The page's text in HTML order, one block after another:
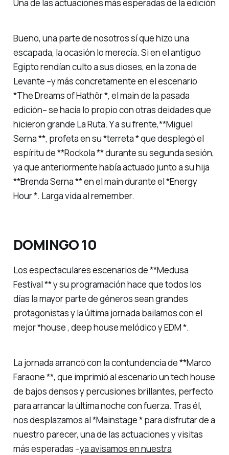
Una de las actuaciones más esperadas de la edición
Bueno, una parte de nosotros sí que hizo una
escapada, la ocasión lo merecía. Si en el antiguo
Egipto rendían culto a sus dioses, en la zona de
Levante –y más concretamente en el escenario
*The Dreams of Hathör *, el main de la pasada
edición– se hacía lo propio con otras deidades que
hicieron grande La Ruta. Y a su frente,**Miguel
Serna **, profeta en su *terreta * que desplegó el
espíritu de **Rockola ** durante su segunda sesión,
ya que anteriormente había actuado junto a su hija
**Brenda Serna ** en el main durante el *Energy
Hour *. Larga vida al remember.
DOMINGO 10
Los espectaculares escenarios de **Medusa
Festival ** y su programación hace que todos los
días la mayor parte de géneros sean grandes
protagonistas y la última jornada bailamos con el
mejor *house, deep house melódicoyEDM *.
La jornada arrancó con la contundencia de **Marco
Faraone **, que imprimió al escenario un tech house
de bajos densos y percusiones brillantes, perfecto
para arrancar la última noche con fuerza. Tras él,
nos desplazamos al *Mainstage * para disfrutar de a
nuestro parecer, una de las actuaciones y visitas
más esperadas –ya avisamos en nuestra